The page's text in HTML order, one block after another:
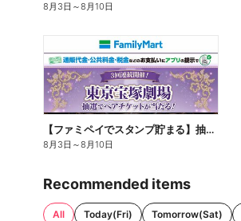
8月3日 ～8月10日
【ファミペイでスタンプ貯まる】抽選でペアチケットが当たる!
8月3日 ～8月10日
Recommended items
All Today(Fri) Tomorrow(Sat)